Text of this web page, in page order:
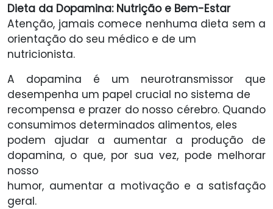
Dieta da Dopamina: Nutrição e Bem-Estar
Atenção, jamais comece nenhuma dieta sem a
orientação do seu médico e de um
nutricionista.
A dopamina é um neurotransmissor que
desempenha um papel crucial no sistema de
recompensa e prazer do nosso cérebro. Quando
consumimos determinados alimentos, eles
podem ajudar a aumentar a produção de
dopamina, o que, por sua vez, pode melhorar
nosso
humor, aumentar a motivação e a satisfação
geral.